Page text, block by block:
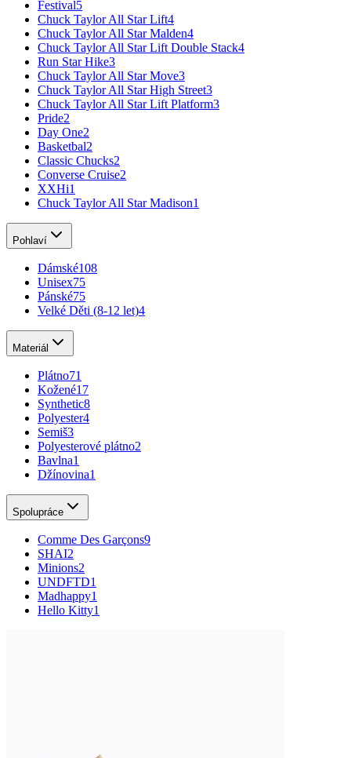
Festival5
Chuck Taylor All Star Lift4
Chuck Taylor All Star Malden4
Chuck Taylor All Star Lift Double Stack4
Run Star Hike3
Chuck Taylor All Star Move3
Chuck Taylor All Star High Street3
Chuck Taylor All Star Lift Platform3
Pride2
Day One2
Basketbal2
Classic Chucks2
Converse Cruise2
XXHi1
Chuck Taylor All Star Madison1
Pohlaví
Dámské108
Unisex75
Pánské75
Velké Děti (8-12 let)4
Materiál
Plátno71
Kožené17
Synthetic8
Polyester4
Semiš3
Polyesterové plátno2
Bavlna1
Džínovina1
Spolupráce
Comme Des Garçons9
SHAI2
Minions2
UNDFTD1
Madhappy1
Hello Kitty1